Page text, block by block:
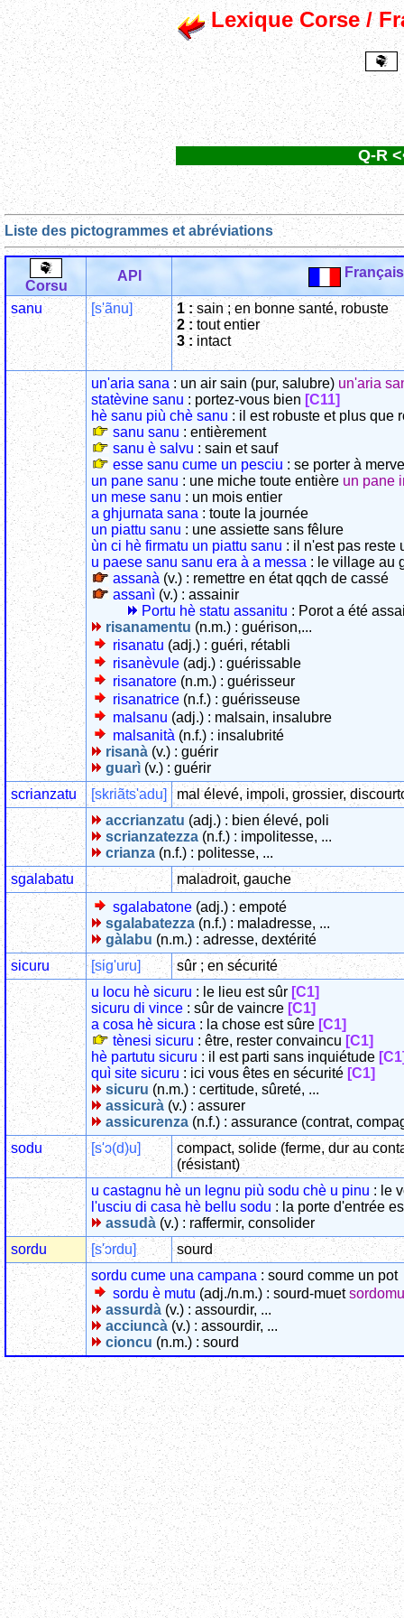
Lexique Corse /
Q-R
Liste des pictogrammes et abréviations
Corsu
API Français
sanu [s'ãnu] 1 :sain ; en bonne santé, robuste
2 : tout entier
3 :intact
un'aria sana : un air sain (pur, salubre) un'aria
statèvine sanu : portez-vous bien [C11]
hè sanu più chè sanu : il est robuste et plus que
sanu sanu : entièrement
sanu è salvu : sain et sauf
esse sanu cume un pesciu : se porter à
un pane sanu : une miche toute entière un pane
un mese sanu : un mois entier
a ghjurnata sana : toute la journée
un piattu sanu : une assiette sans fêlure
ùn ci hè firmatu un piattu sanu : il n'est pas reste
u paese sanu sanu era à a messa : le village au
assanà (v.) : remettre en état qqch de cassé
assanì (v.) : assainir
Portu hè statu assanitu : Porot a été
risanamentu (n.m.) : guérison,...
risanatu (adj.) : guéri, rétabli
risanèvule (adj.) : guérissable
risanatore (n.m.) : guérisseur
risanatrice (n.f.) : guérisseuse
malsanu (adj.) : malsain, insalubre
malsanità (n.f.) : insalubrité
risanà (v.) : guérir
guarì (v.) : guérir
scrianzatu
[skriãts'adu]
mal élevé, impoli, grossier,
accrianzatu (adj.) : bien élevé, poli
scrianzatezza (n.f.) : impolitesse, ...
crianza (n.f.) : politesse, ...
sgalabatu
maladroit, gauche
sgalabatone (adj.) : empoté
sgalabatezza (n.f.) : maladresse, ...
gàlabu (n.m.) : adresse, dextérité
sicuru
[sig'uru]
sûr ; en sécurité
u locu hè sicuru : le lieu est sûr [C1]
sicuru di vince : sûr de vaincre [C1]
a cosa hè sicura : la chose est sûre [C1]
tènesi sicuru : être, rester convaincu [C1]
hè partutu sicuru : il est parti sans inquiétude
quì site sicuru : ici vous êtes en sécurité [C1]
sicuru (n.m.) : certitude, sûreté, ...
assicurà (v.) : assurer
assicurenza (n.f.) : assurance (contrat,
sodu
[s'ɔ(d)u]
compact, solide (ferme, dur au
(résistant)
u castagnu hè un legnu più sodu chè u pinu : le
l'usciu di casa hè bellu sodu : la porte d'entrée
assudà (v.) : raffermir, consolider
sordu
[s'ɔrdu]
sourd
sordu cume una campana : sourd comme un pot
sordu è mutu (adj./n.m.) : sourd-muet
assurdà (v.) : assourdir, ...
acciuncà (v.) : assourdir, ...
cioncu (n.m.) : sourd